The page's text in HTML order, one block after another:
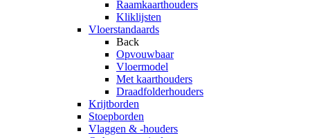
Raamkaarthouders
Kliklijsten
Vloerstandaards
Back
Opvouwbaar
Vloermodel
Met kaarthouders
Draadfolderhouders
Krijtborden
Stoepborden
Vlaggen & -houders